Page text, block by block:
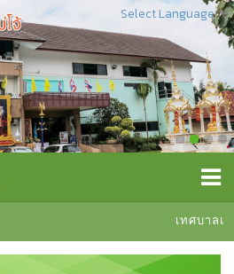
เทศบาลเ
Select Language▼